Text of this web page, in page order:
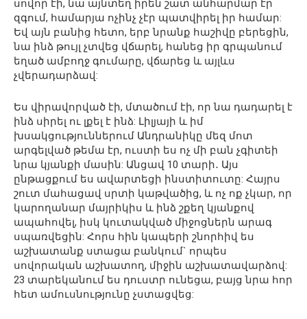
սովոր էի, նա այնտեղ իրեն շատ անհարմար էր
զգում, համարյա ոչինչ չէր պատվիրել իր համար:
Եվ այն բանից հետո, երբ նրանք հաշիվը բերեցին,
նա ինձ թույլ չտվեց վճարել, հանեց իր գրպանում
եղած ամբողջ գումարը, վճարեց և այլևս
չվերադարձավ:
Ես վիրավորված էի, մտածում էի, որ նա դադարել է
ինձ սիրել ու լքել է ինձ: Լիլյայի և իմ
խսակցություններում Անդրանիկը մեզ մոտ
արգելված թեմա էր, ուստի ես ոչ մի բան չգիտեի
նրա կյանքի մասին: Անցավ 10 տարի․ Այս
ընթացքում ես ավարտեցի ինստիտուտը: Հայրս
շուտ մահացավ սրտի կաթվածից, և ոչ ոք չկար, որ
կարողանար մայրիկիս և ինձ շքեղ կյանքով
ապահովել, իսկ կուտակված միջոցներն արագ
սպառվեցին: Հորս հին կապերի շնորհիվ ես
աշխատանք ստացա բանկում` որպես
սովորական աշխատող, միջին աշխատավարձով:
23 տարեկանում ես դուստր ունեցա, բայց նրա հոր
հետ ամուսնությունը չստացվեց: